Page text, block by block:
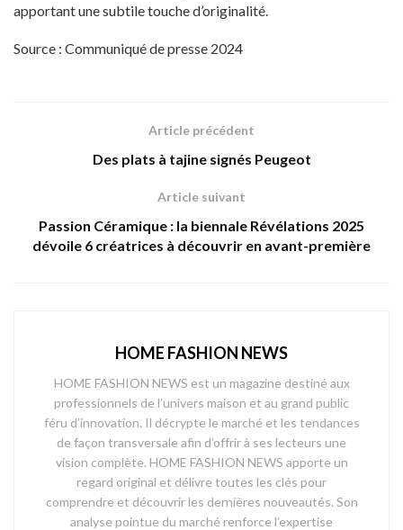
apportant une subtile touche d’originalité.
Source : Communiqué de presse 2024
Article précédent
Des plats à tajine signés Peugeot
Article suivant
Passion Céramique : la biennale Révélations 2025
dévoile 6 créatrices à découvrir en avant-première
HOME FASHION NEWS
HOME FASHION NEWS est un magazine destiné aux
professionnels de l’univers maison et au grand public
féru d’innovation. Il décrypte le marché et les tendances
de façon transversale afin d’offrir à ses lecteurs une
vision complète. HOME FASHION NEWS apporte un
regard original et délivre toutes les clés pour
comprendre et découvrir les dernières nouveautés. Son
analyse pointue du marché renforce l’expertise